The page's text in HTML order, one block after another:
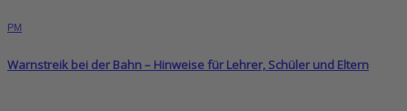
PM
Warnstreik bei der Bahn – Hinweise für Lehrer, Schüler und Eltern